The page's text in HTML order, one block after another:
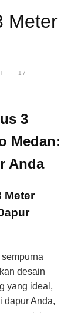
Meter
·
17
3
Medan:
Anda
Meter
desain
yang ideal,
dapur Anda,